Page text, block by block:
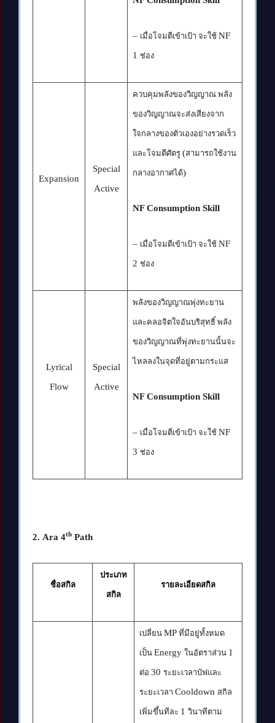
– เมื่อโจมตีเข้าเป้า จะใช้ NF
1 ช่อง
Expansion
Special
Active
ควบคุมพลังของวิญญาณ พลัง
ของวิญญาณจะส่งเสียงจาก
ใจกลางของตัวเองอย่างรวดเร็ว
และโจมตีศัตรู (สามารถใช้งาน
กลางอากาศได้)
NF Consumption Skill
– เมื่อโจมตีเข้าเป้า จะใช้ NF
2 ช่อง
Lyrical
Flow
Special
Active
พลังของวิญญาณพุ่งทะยาน
และคลอจิตใจอันบริสุทธิ์ พลัง
ของวิญญาณที่พุ่งทะยานนั้นจะ
ไหลลงในจุดที่อยู่ตามกระแส
NF Consumption Skill
– เมื่อโจมตีเข้าเป้า จะใช้ NF
3 ช่อง
2. Ara 4th Path
ชื่อสกิล
ประเภท
สกิล
รายละเอียดสกิล
เปลี่ยน MP ที่มีอยู่ทั้งหมด
เป็น Energy ในอัตราส่วน 1
ต่อ 30 ระยะเวลาบัฟและ
ระยะเวลา Cooldown สกิล
เพิ่มขึ้นทีละ 1 วินาทีตาม